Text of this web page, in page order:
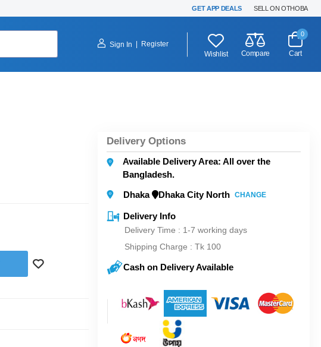
GET APP DEALS SELL ON OTHOBA
Sign In
Register
Wishlist
Compare
0
Cart
Delivery Options
Available Delivery Area: All over the
Bangladesh.
Dhaka
Dhaka City North CHANGE
Delivery Info
Delivery Time : 1-7 working days
Shipping Charge : Tk 100
Cash on Delivery Available